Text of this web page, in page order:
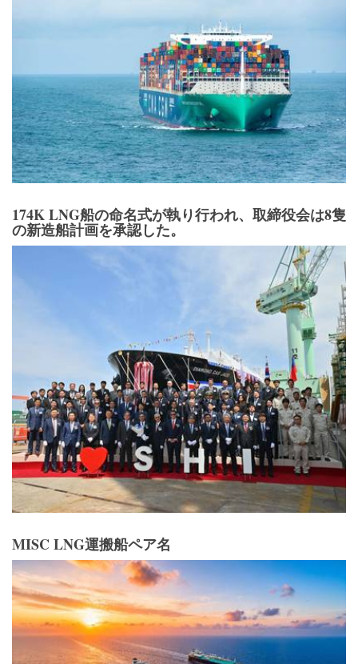
174K LNG船の命名式が執り行われ、取締役会は8隻
の新造船計画を承認した。
MISC LNG運搬船ペア名